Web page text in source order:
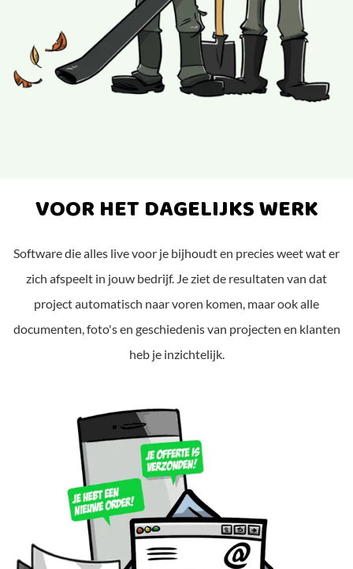
VOOR HET DAGELIJKS WERK
Software die alles live voor je bijhoudt en precies weet wat er
zich afspeelt in jouw bedrijf. Je ziet de resultaten van dat
project automatisch naar voren komen, maar ook alle
documenten, foto's en geschiedenis van projecten en klanten
heb je inzichtelijk.